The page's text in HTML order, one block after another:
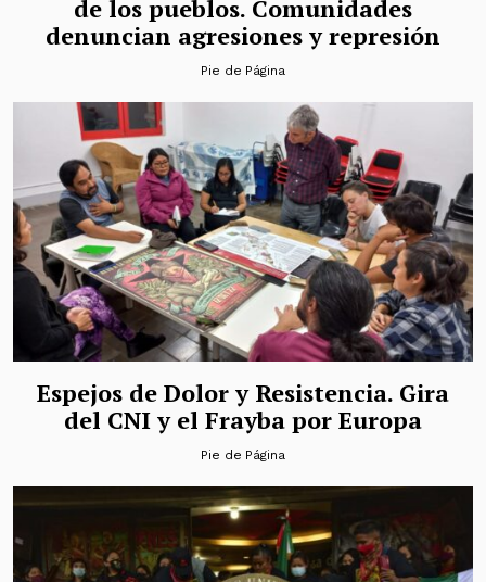
de los pueblos. Comunidades
denuncian agresiones y represión
Pie de Página
Espejos de Dolor y Resistencia. Gira
del CNI y el Frayba por Europa
Pie de Página